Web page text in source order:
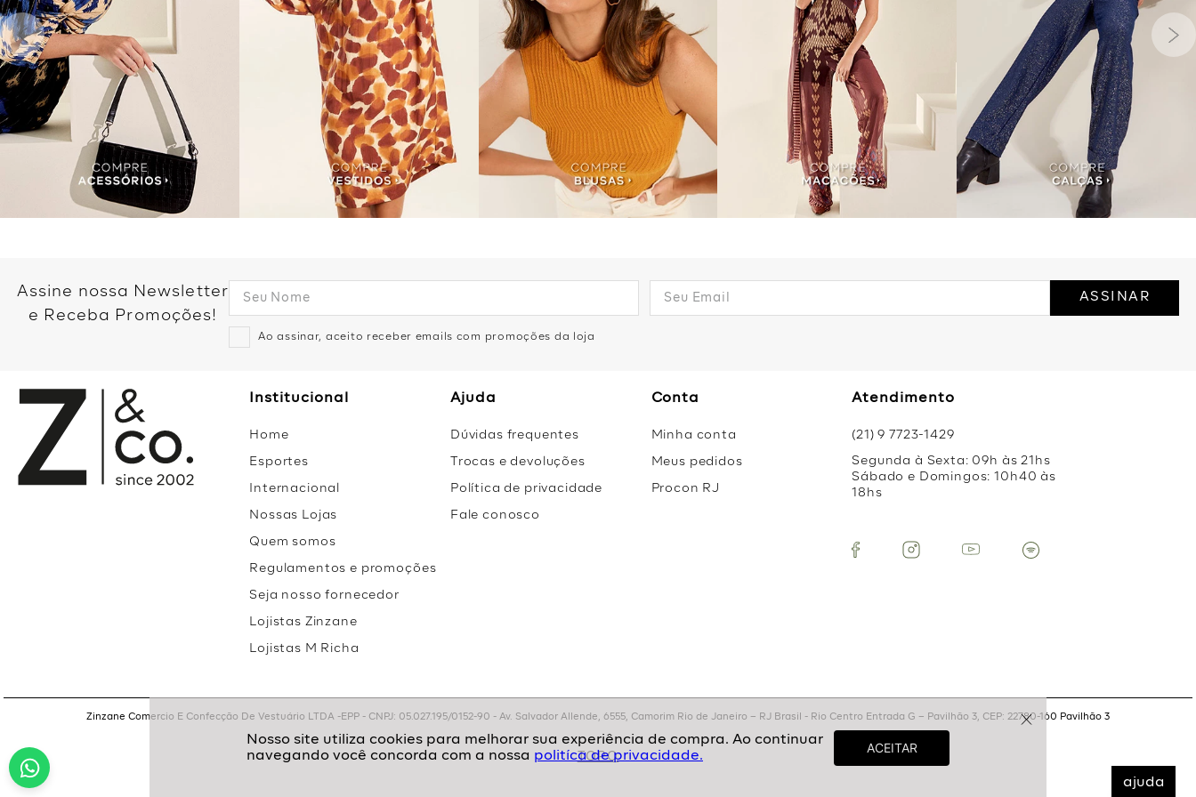
ajuda
politíca de privacidade.
Assine nossa Newsletter
e Receba Promoções!
Ao assinar, aceito receber emails com promoções da loja
ASSINAR
Institucional
Home
Esportes
Internacional
Nossas Lojas
Quem somos
Regulamentos e promoções
Seja nosso fornecedor
Lojistas Zinzane
Lojistas M Richa
Ajuda
Dúvidas frequentes
Trocas e devoluções
Política de privacidade
Fale conosco
Conta
Minha conta
Meus pedidos
Procon RJ
Atendimento
(21) 9 7723-1429
Segunda à Sexta: 09h às 21hs
Sábado e Domingos: 10h40 às
18hs
Zinzane Comercio E Confecção De Vestuário LTDA -EPP - CNPJ: 05.027.195/0152-90 - Av. Salvador Allende, 6555, Camorim Rio de Janeiro – RJ Brasil - Rio Centro Entrada G – Pavilhão 3, CEP: 22780-160 Pavilhão 3
TOPO